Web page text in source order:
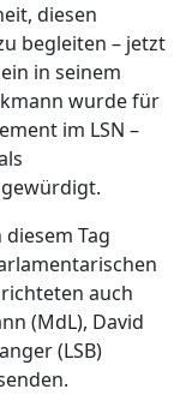
diesen
begleiten – jetzt
in seinem
wurde für
im LSN –
Tag
auch
(MdL), David
(LSB)